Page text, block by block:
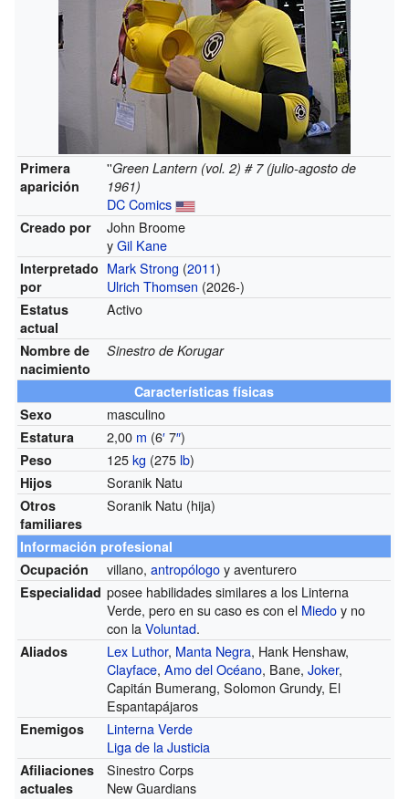
Primera
aparición
''Green Lantern (vol. 2) # 7 (julio-agosto de
1961)
DC Comics
Creado por
John Broome
yGil Kane
Interpretado
por
Mark Strong (2011)
Ulrich Thomsen (2026-)
Estatus
actual
Activo
Nombre de
nacimiento
Sinestro de Korugar
Características físicas
Sexo
masculino
Estatura 2,00 m (6′7″)
Peso 125kg (275 lb)
Hijos Soranik Natu
Otros
familiares
Soranik Natu (hija)
Información profesional
Ocupación
villano,antropólogoy aventurero
Especialidad posee habilidades similares a los Linterna
Verde, pero en su caso es con el Miedoy no
con laVoluntad.
Aliados Lex Luthor, Manta Negra, Hank Henshaw,
Clayface,Amo del Océano, Bane,Joker,
Capitán Bumerang, Solomon Grundy, El
Espantapájaros
Enemigos
Linterna Verde
Liga de la Justicia
Afiliaciones
actuales
Sinestro Corps
New Guardians